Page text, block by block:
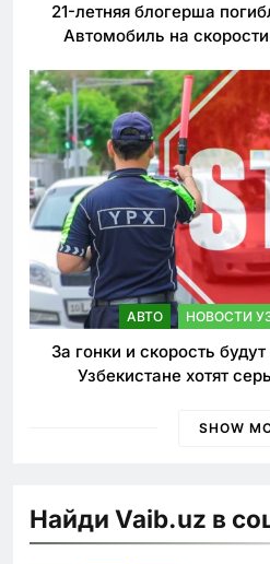
21-летняя блогерша
Автомобиль на
АВТО НОВОСТИ
За гонки и скорость
Узбекистане хотят
SHOW
Найди Vaib.uz в